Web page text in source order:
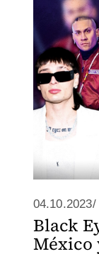
04.10.2023/
Black
México